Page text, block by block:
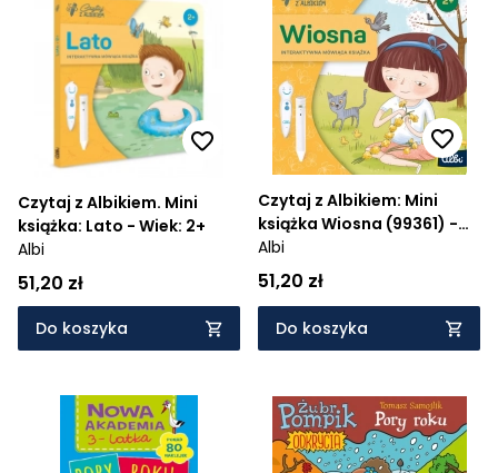
Czytaj z Albikiem. Mini
książka: Lato - Wiek: 2+
Albi
51,20 zł
Do koszyka
Czytaj z Albikiem: Mini
książka Wiosna (99361) -
Wiek: 2+
Albi
51,20 zł
Do koszyka